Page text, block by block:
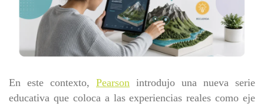
En este contexto, Pearson introdujo una nueva serie
educativa que coloca a las experiencias reales como eje